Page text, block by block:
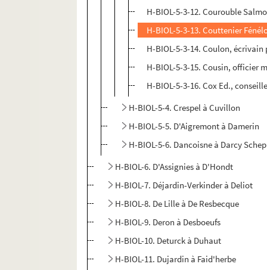
H-BIOL-5-3-12. Courouble
H-BIOL-5-3-13. Couttenier
H-BIOL-5-3-14. Coulon,
H-BIOL-5-3-15. Cousin, officier
H-BIOL-5-3-16. Cox Ed.,
H-BIOL-5-4. Crespel à Cuvillon
H-BIOL-5-5. D'Aigremont à Damerin
H-BIOL-5-6. Dancoisne à Darcy
H-BIOL-6. D'Assignies à D'Hondt
H-BIOL-7. Déjardin-Verkinder à Deliot
H-BIOL-8. De Lille à De Resbecque
H-BIOL-9. Deron à Desboeufs
H-BIOL-10. Deturck à Duhaut
H-BIOL-11. Dujardin à Faid'herbe